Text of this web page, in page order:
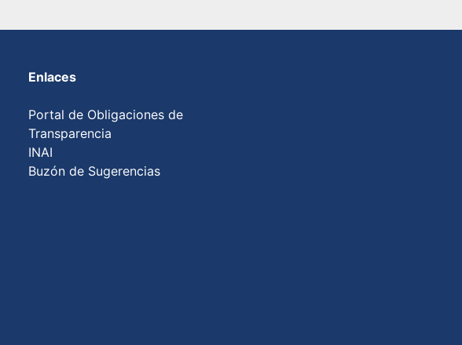
Enlaces
Portal de Obligaciones de
Transparencia
INAI
Buzón de Sugerencias